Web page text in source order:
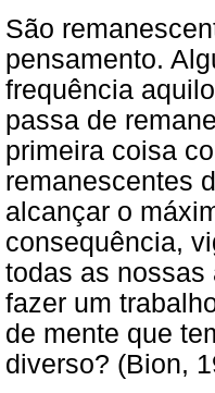
São
pensamento.
frequência
passa de
primeira coisa
remanescentes
alcançar o
consequência,
todas as nossas
fazer um
de mente que
diverso? (Bion,